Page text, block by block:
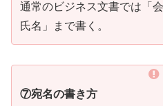
通常のビジネス文書では「
氏名」まで書く。
⑦宛名の書き方